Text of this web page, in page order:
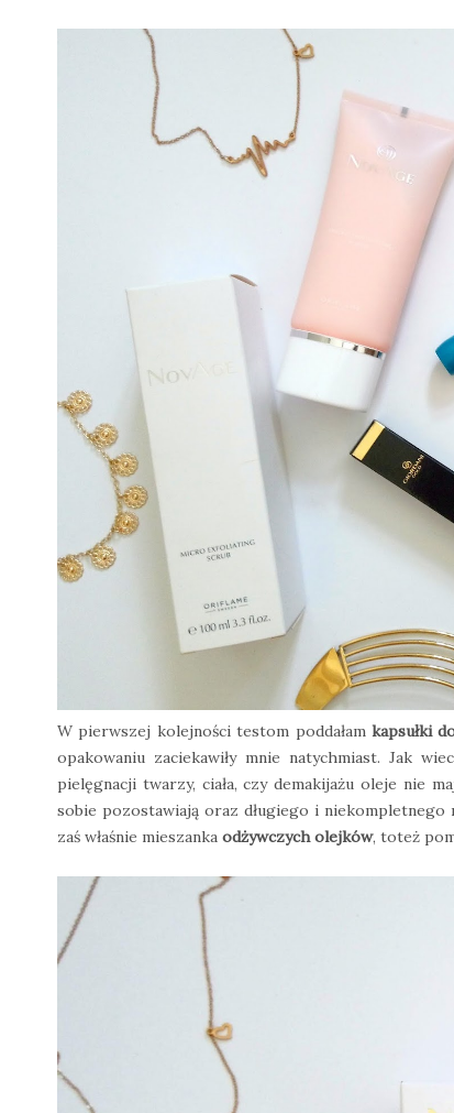
W pierwszej kolejności testom poddałamkapsułki
opakowaniu zaciekawiły mnie natychmiast. Jak
pielęgnacji twarzy, ciała, czy demakijażu oleje nie
sobie pozostawiają oraz długiego i niekompletnego
zaś właśnie mieszanka odżywczych olejków, toteż